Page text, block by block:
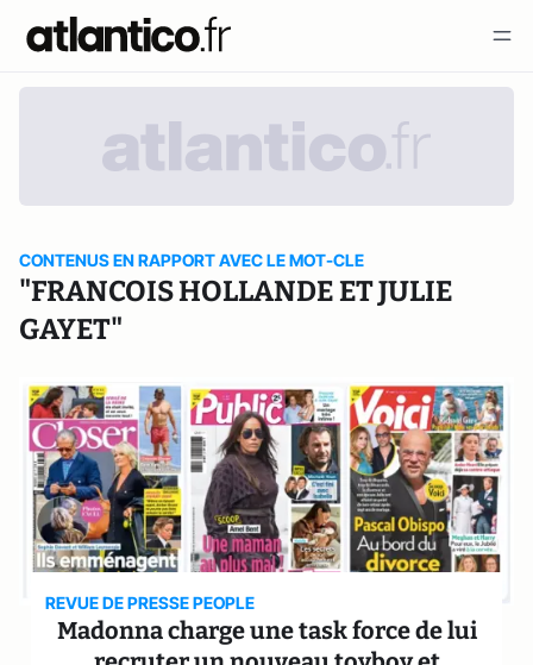
CONTENUS EN RAPPORT AVEC LE MOT-CLE
"FRANCOIS HOLLANDE ET JULIE
GAYET"
REVUE DE PRESSE PEOPLE
Madonna charge une task force de lui